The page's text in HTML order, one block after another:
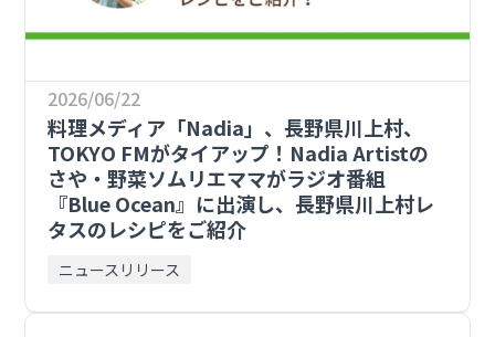
2026/06/22
料理メディア「Nadia」、長野県川上村、
TOKYO FMがタイアップ！Nadia Artistの
さや・野菜ソムリエママがラジオ番組
『Blue Ocean』に出演し、長野県川上村レ
タスのレシピをご紹介
ニュースリリース